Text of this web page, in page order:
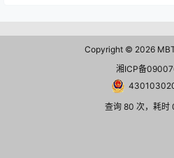
Copyright © 2026
湘ICP备
查询 80 次，耗时